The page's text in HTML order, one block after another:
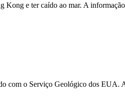
e ter caído ao mar. A
com o Serviço Geológico dos EUA.